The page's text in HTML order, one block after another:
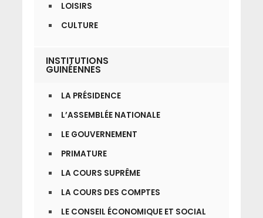
LOISIRS
CULTURE
INSTITUTIONS
GUINÉENNES
LA PRÉSIDENCE
L’ASSEMBLÉE NATIONALE
LE GOUVERNEMENT
PRIMATURE
LA COURS SUPRÊME
LA COURS DES COMPTES
LE CONSEIL ÉCONOMIQUE ET SOCIAL